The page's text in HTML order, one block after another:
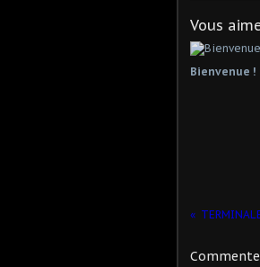
Vous
Bienvenue !